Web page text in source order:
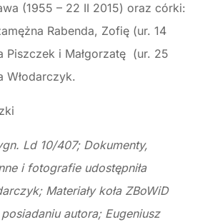
(1955 – 22 II 2015) oraz córki:
Rabenda, Zofię (ur. 14
Piszczek i Małgorzatę (ur. 25
Włodarczyk.
Ld 10/407; Dokumenty,
i fotografie udostępniła
Materiały koła ZBoWiD
autora; Eugeniusz